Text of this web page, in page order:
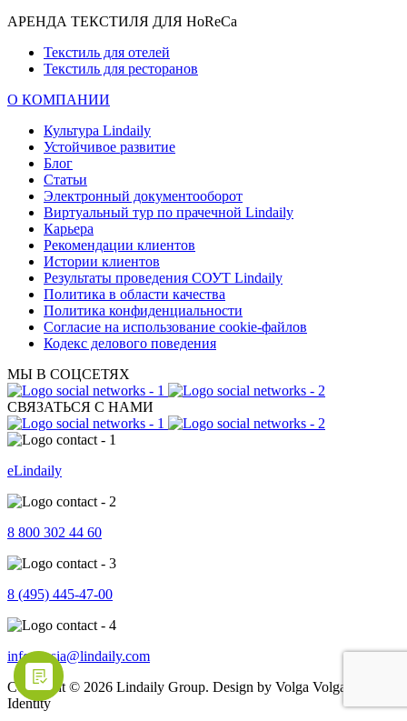
АРЕНДА ТЕКСТИЛЯ ДЛЯ HoReCa
Текстиль для отелей
Текстиль для ресторанов
О КОМПАНИИ
Культура Lindaily
Устойчивое развитие
Блог
Статьи
Электронный документооборот
Виртуальный тур по прачечной Lindaily
Карьера
Рекомендации клиентов
Истории клиентов
Результаты проведения СОУТ Lindaily
Политика в области качества
Политика конфиденциальности
Согласие на использование cookie-файлов
Кодекс делового поведения
МЫ В СОЦСЕТЯХ
СВЯЗАТЬСЯ С НАМИ
eLindaily
8 800 302 44 60
8 (495) 445-47-00
info.russia@lindaily.com
Copyright © 2026 Lindaily Group. Design by Volga Volga Brand
Identity